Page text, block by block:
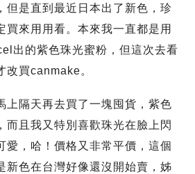
但是直到最近日本出了新色，珍
買來用用看。本來我一直都是用
出的紫色珠光蜜粉，但這次去看
改買canmake。
上隔天再去買了一塊囤貨，紫色
而且我又特別喜歡珠光在臉上閃
愛，哈！價格又非常平價，這個
新色在台灣好像還沒開始賣，姊